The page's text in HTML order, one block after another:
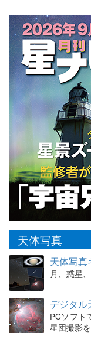
天体写真
天体写真
月、惑星
デジタル
PCソフト
星団撮影